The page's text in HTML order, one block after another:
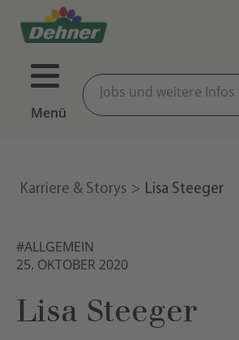
Menü
Karriere & Storys Lisa Steeger
#ALLGEMEIN
25. OKTOBER 2020
Lisa Steeger